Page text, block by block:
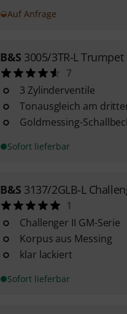
Auf Anfrage
B&S 3005/3TR-L Trumpet
7
3 Zylinderventile
Tonausgleich am
Goldmessing-
Sofort lieferbar
B&S 3137/2GLB-L
1
Challenger II GM-Serie
Korpus aus Messing
klar lackiert
Sofort lieferbar